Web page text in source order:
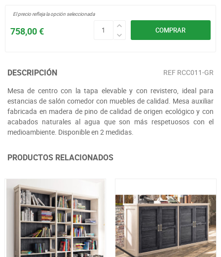
COMPRAR
758,00 €
El precio refleja la opción seleccionada
DESCRIPCIÓN REF RCC011-GR
Mesa de centro con la tapa elevable y con revistero, ideal para
estancias de salón comedor con muebles de calidad. Mesa auxiliar
fabricada en madera de pino de calidad de origen ecológico y con
acabados naturales al agua que son más respetuosos con el
medioambiente. Disponible en 2 medidas.
PRODUCTOS RELACIONADOS